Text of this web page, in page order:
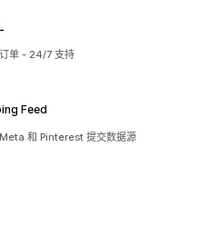
单 - 24/7 支持
Feed
和 Pinterest 提交数据源